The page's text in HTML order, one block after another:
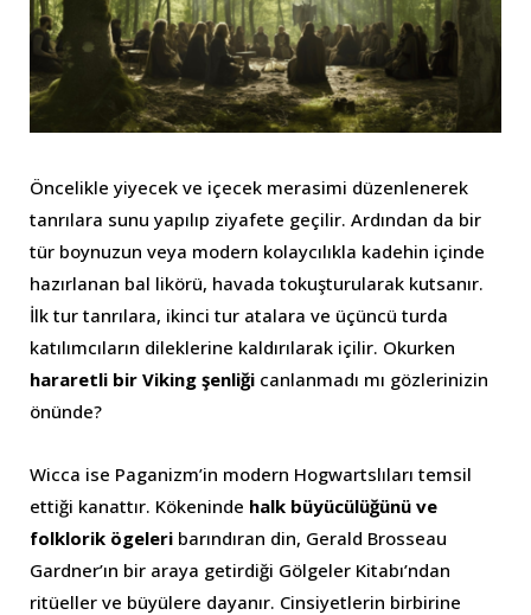
Öncelikle yiyecek ve içecek merasimi düzenlenerek
tanrılara sunu yapılıp ziyafete geçilir. Ardından da bir
tür boynuzun veya modern kolaycılıkla kadehin içinde
hazırlanan bal likörü, havada tokuşturularak kutsanır.
İlk tur tanrılara, ikinci tur atalara ve üçüncü turda
katılımcıların dileklerine kaldırılarak içilir. Okurken
hararetli bir Viking şenliği canlanmadı mı gözlerinizin
önünde?
Wicca ise Paganizm’in modern Hogwartslıları temsil
ettiği kanattır. Kökeninde halk büyücülüğünü ve
folklorik ögeleri barındıran din, Gerald Brosseau
Gardner’ın bir araya getirdiği Gölgeler Kitabı’ndan
ritüeller ve büyülere dayanır. Cinsiyetlerin birbirine